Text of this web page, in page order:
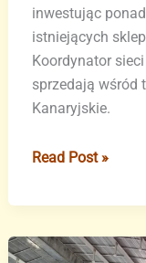
inwestując
istniejących
Koordynator
sprzedają wśród
Kanaryjskie.
Hiperdino
inwestuje
w
Read Post »